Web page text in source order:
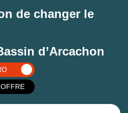
de changer le
d’Arcachon
OFFRE